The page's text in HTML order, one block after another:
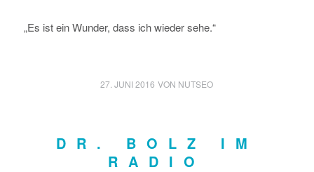
„Es ist ein Wunder, dass ich wieder sehe.“
27. JUNI 2016 VON NUTSEO
DR. BOLZ IM
RADIO